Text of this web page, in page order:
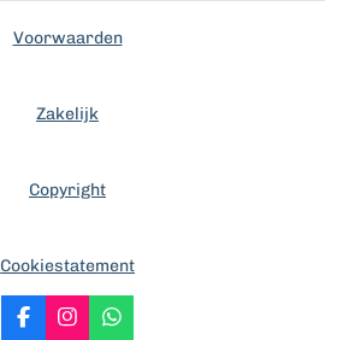
Voorwaarden
Zakelijk
Copyright
Cookiestatement
F
I
W